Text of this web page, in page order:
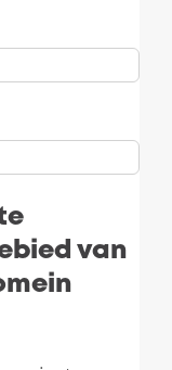
van